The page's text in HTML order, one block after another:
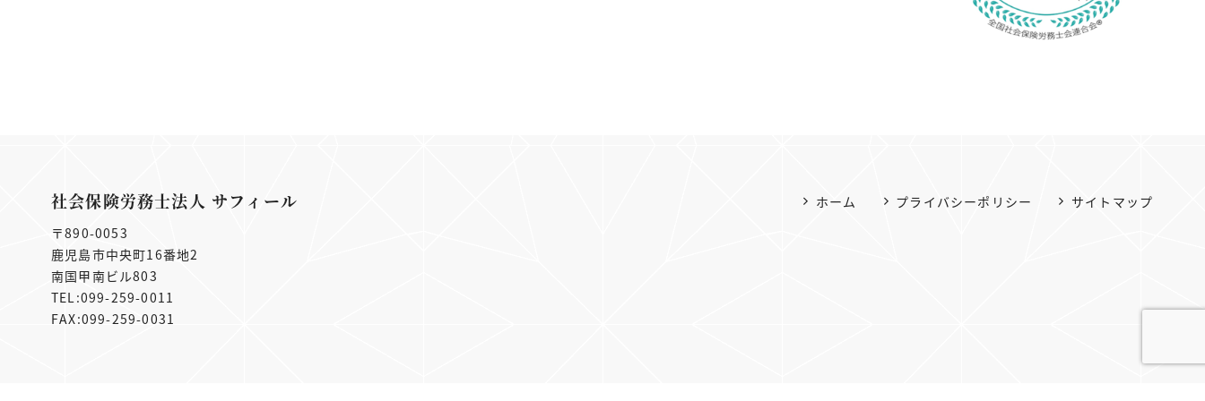
社会保険労務士法人 サフィール
〒890-0053
鹿児島市中央町16番地2
南国甲南ビル803
TEL:099-259-0011
FAX:099-259-0031
ホーム プライバシーポリシー サイトマップ